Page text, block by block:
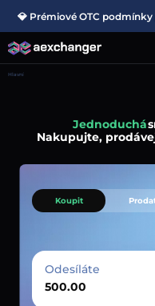
💎 Prémiové OTC
Hlavní
Jednoduchá
Nakupujte,
Koupit
Odesíláte